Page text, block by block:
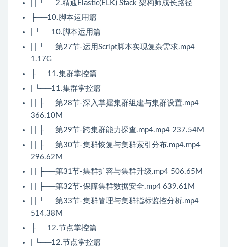
| | └──2.精通Elastic(ELK) Stack 架构师成长路径
├──10.脚本运用篇
| └──10.脚本运用篇
| | └──第27节-运用Script脚本实现复杂需求.mp4
1.17G
├──11.集群掌控篇
| └──11.集群掌控篇
| | ├──第28节-深入掌握集群组建与集群设置.mp4
366.10M
| | ├──第29节-跨集群能力探查.mp4.mp4 237.54M
| | ├──第30节-集群恢复与集群索引分布.mp4.mp4
296.62M
| | ├──第31节-集群扩容与集群升级.mp4 506.65M
| | ├──第32节-保障集群数据安全.mp4 639.61M
| | └──第33节-集群管理与集群指标监控分析.mp4
514.38M
├──12.节点掌控篇
| └──12.节点掌控篇